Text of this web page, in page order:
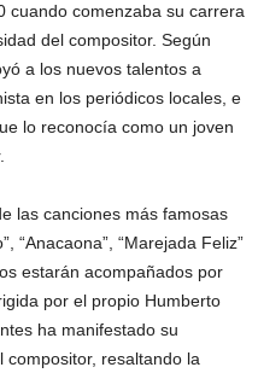
cuando comenzaba su carrera
del compositor. Según
a los nuevos talentos a
en los periódicos locales, e
lo reconocía como un joven
las canciones más famosas
“Anacaona”, “Marejada Feliz”
estarán acompañados por
por el propio Humberto
ha manifestado su
compositor, resaltando la